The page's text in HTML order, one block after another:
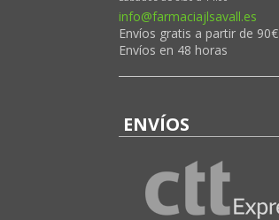
info@farmaciajlsavall.es
Envíos gratis a partir de 90€
Envíos en 48 horas
ENVÍOS